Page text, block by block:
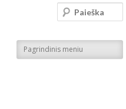
Pagrindinis meniu
Paieška